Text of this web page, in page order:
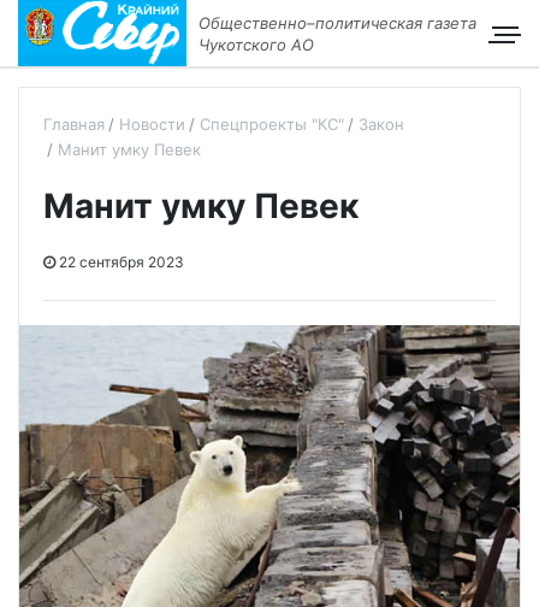
Общественно–политическая газета
Чукотского АО
Главная Новости Спецпроекты "КС"
Закон
Манит умку Певек
Манит умку Певек
22 сентября 2023